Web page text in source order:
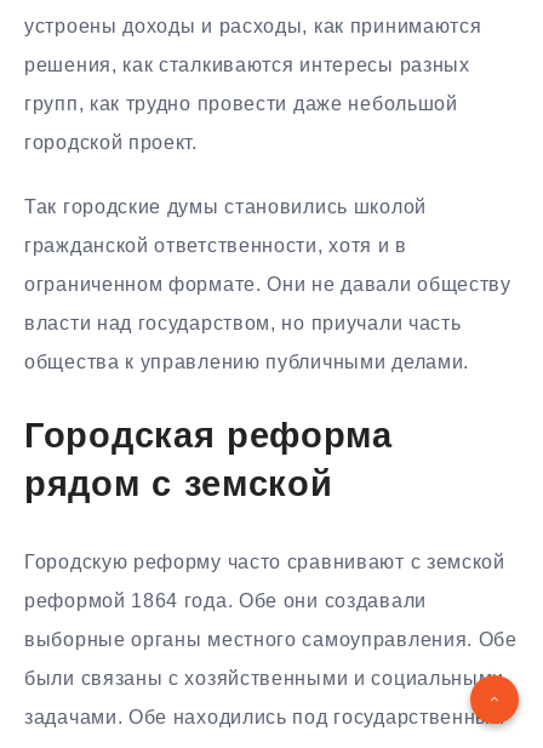
устроены доходы и расходы, как принимаются
решения, как сталкиваются интересы разных
групп, как трудно провести даже небольшой
городской проект.
Так городские думы становились школой
гражданской ответственности, хотя и в
ограниченном формате. Они не давали обществу
власти над государством, но приучали часть
общества к управлению публичными делами.
Городская реформа
рядом с земской
Городскую реформу часто сравнивают с земской
реформой 1864 года. Обе они создавали
выборные органы местного самоуправления. Обе
были связаны с хозяйственными и социальными
задачами. Обе находились под государственным